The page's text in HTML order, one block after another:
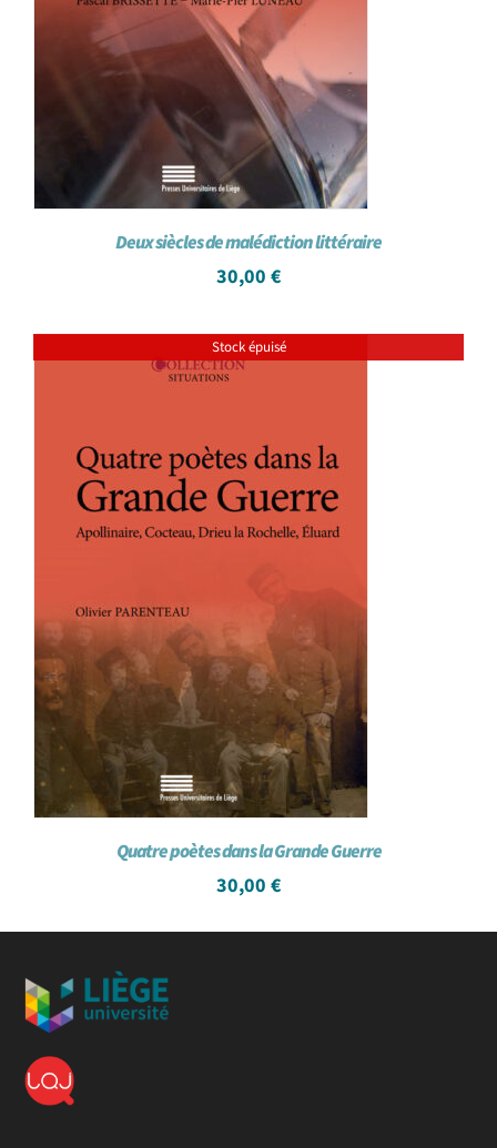
Deux siècles de malédiction littéraire
30,00 €
Stock épuisé
Quatre poètes dans la Grande Guerre
30,00 €